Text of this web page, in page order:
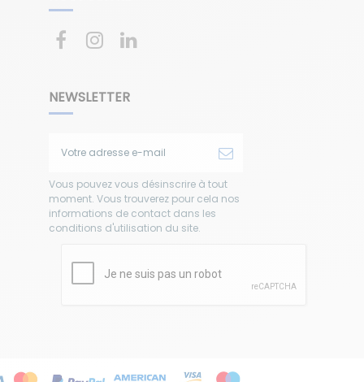
NEWSLETTER
Vous pouvez vous désinscrire à tout
moment. Vous trouverez pour cela nos
informations de contact dans les
conditions d'utilisation du site.